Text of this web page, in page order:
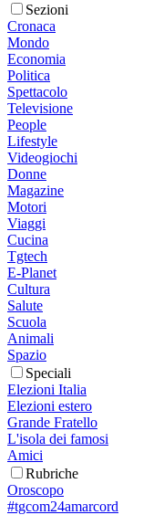
Sezioni
Cronaca
Mondo
Economia
Politica
Spettacolo
Televisione
People
Lifestyle
Videogiochi
Donne
Magazine
Motori
Viaggi
Cucina
Tgtech
E-Planet
Cultura
Salute
Scuola
Animali
Spazio
Speciali
Elezioni Italia
Elezioni estero
Grande Fratello
L'isola dei famosi
Amici
Rubriche
Oroscopo
#tgcom24amarcord